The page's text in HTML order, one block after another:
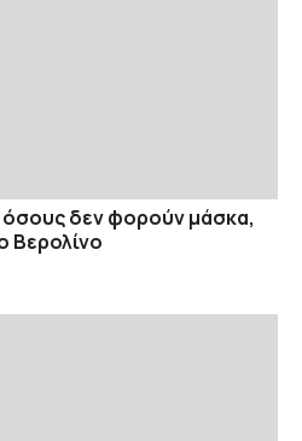
δεν φορούν μάσκα,
Βερολίνο